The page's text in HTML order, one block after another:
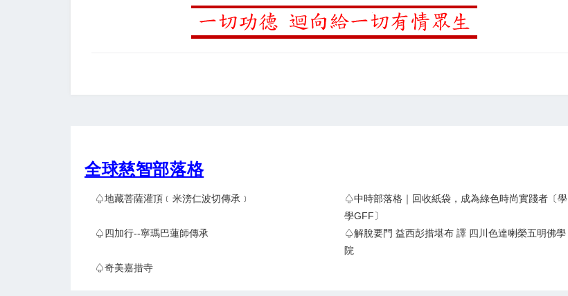
全球慈智部落格
♤地藏菩薩灌頂﹝米滂仁波切傳承﹞
♤中時部落格｜回收紙袋，成為綠色時尚實踐者〔學
學GFF〕
♤四加行--寧瑪巴蓮師傳承
♤解脫要門 益西彭措堪布 譯 四川色達喇榮五明佛學
院
♤奇美嘉措寺